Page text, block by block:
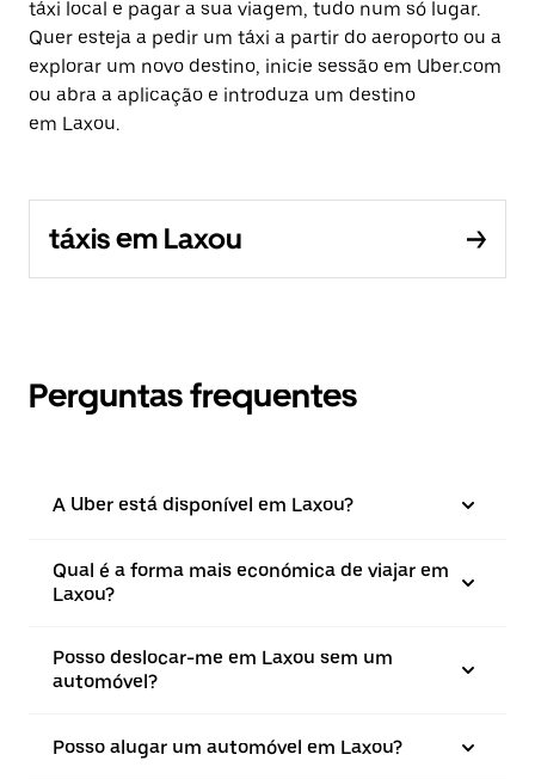
táxi local e pagar a sua viagem, tudo num só lugar.
Quer esteja a pedir um táxi a partir do aeroporto ou a
explorar um novo destino, inicie sessão em Uber.com
ou abra a aplicação e introduza um destino
em Laxou.
táxis em Laxou
Perguntas frequentes
A Uber está disponível em Laxou?
Qual é a forma mais económica de viajar em
Laxou?
Posso deslocar-me em Laxou sem um
automóvel?
Posso alugar um automóvel em Laxou?